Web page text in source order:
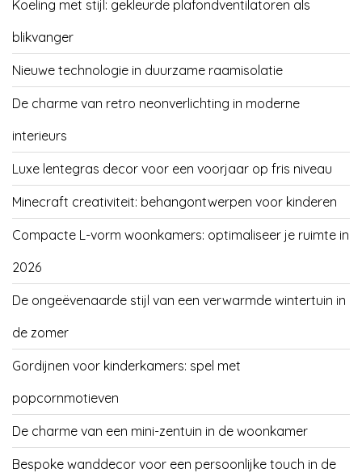
Koeling met stijl: gekleurde plafondventilatoren als
blikvanger
Nieuwe technologie in duurzame raamisolatie
De charme van retro neonverlichting in moderne
interieurs
Luxe lentegras decor voor een voorjaar op fris niveau
Minecraft creativiteit: behangontwerpen voor kinderen
Compacte L-vorm woonkamers: optimaliseer je ruimte in
2026
De ongeëvenaarde stijl van een verwarmde wintertuin in
de zomer
Gordijnen voor kinderkamers: spel met
popcornmotieven
De charme van een mini-zentuin in de woonkamer
Bespoke wanddecor voor een persoonlijke touch in de